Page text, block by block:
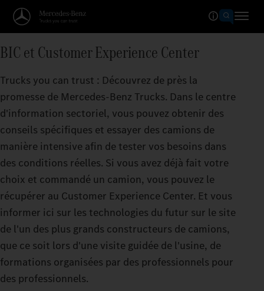
BIC et Customer Experience Center
Trucks you can trust : Découvrez de près la
promesse de Mercedes‑Benz Trucks. Dans le centre
d'information sectoriel, vous pouvez obtenir des
conseils spécifiques et essayer des camions de
manière intensive afin de tester vos besoins dans
des conditions réelles. Si vous avez déjà fait votre
choix et commandé un camion, vous pouvez le
récupérer au Customer Experience Center. Et vous
informer ici sur les technologies du futur sur le site
de l'un des plus grands constructeurs de camions,
que ce soit lors d'une visite guidée de l'usine, de
formations organisées par des professionnels pour
des professionnels.